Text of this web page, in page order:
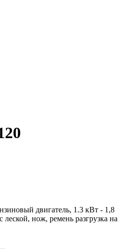
двигатель, 1.3 кВт - 1,8
нож, ремень разгрузка на